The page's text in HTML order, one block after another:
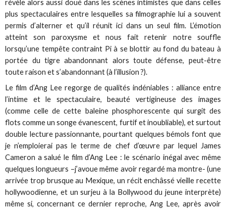
révèle alors aussi doué dans les scènes intimistes que dans celles
plus spectaculaires entre lesquelles sa filmographie lui a souvent
permis d’alterner et qu’il réunit ici dans un seul film. L’émotion
atteint son paroxysme et nous fait retenir notre souffle
lorsqu’une tempête contraint Pi à se blottir au fond du bateau à
portée du tigre abandonnant alors toute défense, peut-être
toute raison et s’abandonnant (à l’illusion ?).
Le film d’Ang Lee regorge de qualités indéniables : alliance entre
l’intime et le spectaculaire, beauté vertigineuse des images
(comme celle de cette baleine phosphorescente qui surgit des
flots comme un songe évanescent, furtif et inoubliable), et surtout
double lecture passionnante, pourtant quelques bémols font que
je n’emploierai pas le terme de chef d’œuvre par lequel James
Cameron a salué le film d’Ang Lee : le scénario inégal avec même
quelques longueurs –j’avoue même avoir regardé ma montre- (une
arrivée trop brusque au Mexique, un récit enchâssé vieille recette
hollywoodienne, et un surjeu à la Bollywood du jeune interprète)
même si, concernant ce dernier reproche, Ang Lee, après avoir